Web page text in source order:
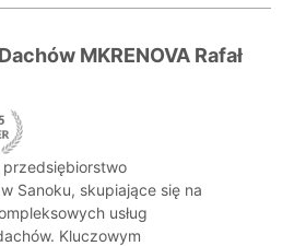
MKRENOVA Rafał
przedsiębiorstwo
Sanoku, skupiające się na
usług
Kluczowym